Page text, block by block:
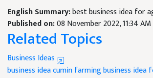
English Summary:best business idea for
Published on:08 November 2022, 11:34 AM
Related Topics
Business Ideas
business ideacumin farmingbusiness idea